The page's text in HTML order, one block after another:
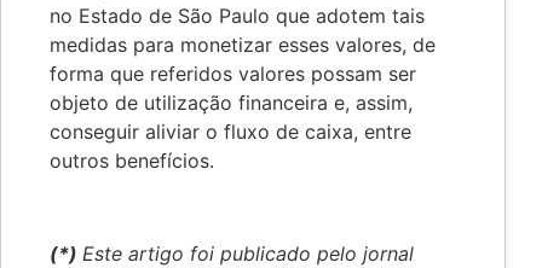
no Estado de São Paulo que adotem tais
medidas para monetizar esses valores, de
forma que referidos valores possam ser
objeto de utilização financeira e, assim,
conseguir aliviar o fluxo de caixa, entre
outros benefícios.
(*) Este artigo foi publicado pelo jornal